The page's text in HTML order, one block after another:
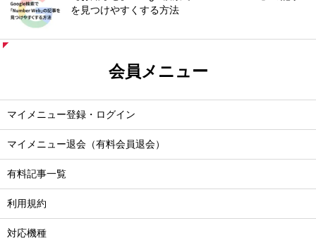
を見つけやすくする方法
会員メニュー
マイメニュー登録・ログイン
マイメニュー退会（有料会員退会）
有料記事一覧
利用規約
対応機種